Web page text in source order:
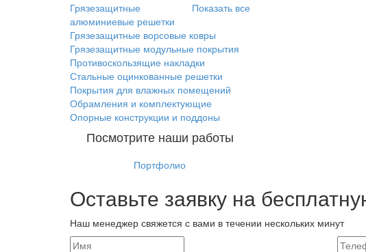
Показать все
Грязезащитные
алюминиевые решетки
Грязезащитные ворсовые ковры
Грязезащитные модульные покрытия
Противоскользящие накладки
Стальные оцинкованные решетки
Покрытия для влажных помещений
Обрамления и комплектующие
Опорные конструкции и поддоны
Посмотрите наши работы
Портфолио
Оставьте заявку на
Наш менеджер свяжется с вами в течении нескольких минут